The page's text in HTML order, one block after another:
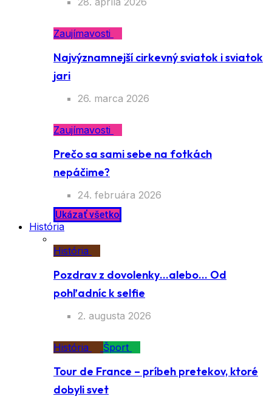
Zaujímavosti
Najvýznamnejší cirkevný sviatok i sviatok
jari
26. marca 2026
Zaujímavosti
Prečo sa sami sebe na fotkách
nepáčime?
24. februára 2026
Ukázať všetko
História
História
Pozdrav z dovolenky…alebo… Od
pohľadníc k selfie
2. augusta 2026
História Šport
Tour de France – príbeh pretekov, ktoré
dobyli svet